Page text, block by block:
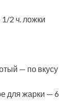
2 ч. ложки
— по вкусу
для жарки —